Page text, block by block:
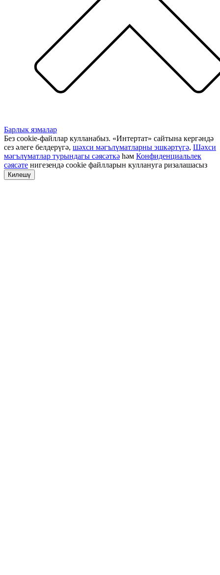
Барлык язмалар
Без cookie-файллар кулланабыз. «Интертат» сайтына кергәндә
сез әлеге белдерүгә, шәхси мәгълүматларны эшкәртүгә, Шәхси
мәгълүматлар турындагы сәясәткә һәм Конфиденциальлек
сәясәте нигезендә cookie файлларын куллануга ризалашасыз
Килешү